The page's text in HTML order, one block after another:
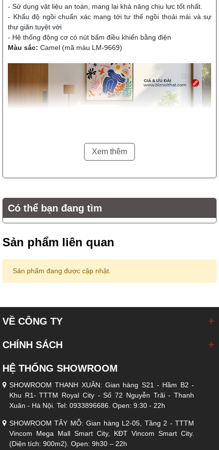
- Sử dụng vật liệu an toàn, mang lại khả năng chịu lực tốt nhất.
- Khẩu độ ngồi chuẩn xác mang tới tư thế ngồi thoải mái và sự
thư giãn tuyệt vời
- Hệ thống động cơ có nút bấm điều khiển bằng điện
Màu sắc: Camel (mã màu LM-9669)
sang trọng
Sofaluôn có sẵn và giao ngay trong ngày
Kích Thước:
- Sofa 4 chỗ: 2500 x 930 x 490Hmm
Xem thêm
Có thể bạn đang tìm
Sản phẩm liên quan
Sản phẩm đang được cập nhật.
VỀ CÔNG TY
CHÍNH SÁCH
HỆ THỐNG SHOWROOM
SHOWROOM THANH XUÂN: Gian hàng S21 - Hầm B2 -
Khu R1- TTTM Royal City - Số 72 Nguyễn Trãi - Thanh
Xuân - Hà Nội. Tel: 0933896686. Open: 9:30 - 22h
SHOWROOM TÂY MỖ: Gian hàng L2-05, Tầng 2 - TTTM
Vincom Mega Mall Smart City, KĐT Vincom Smart City.
(Diện tích: 900m2). Open: 9h30 – 22h